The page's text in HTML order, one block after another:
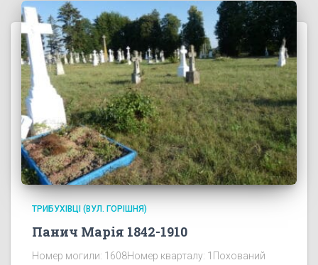
ТРИБУХІВЦІ (ВУЛ. ГОРІШНЯ)
Панич Марія 1842-1910
Номер могили: 1608Номер кварталу: 1Похований